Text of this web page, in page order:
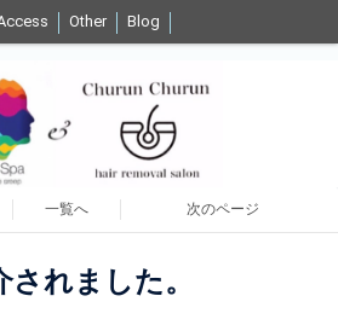
Other Blog
一覧へ 次のページ
れました。